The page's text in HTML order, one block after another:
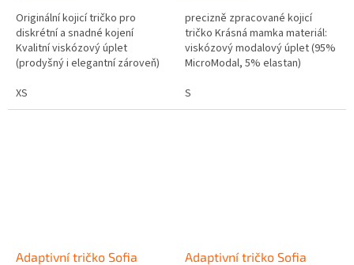
Originální kojicí tričko pro
diskrétní a snadné kojení
Kvalitní viskózový úplet
(prodyšný i elegantní zároveň)
posledního detailu Lodičkový
ýstřih...
XS
precizně zpracované kojicí
tričko Krásná mamka materiál:
viskózový modalový úplet (95%
MicroModal, 5% elastan)
pro snadné kojení nenáročné
na...
S
Adaptivní tričko Sofia
Adaptivní tričko Sofia